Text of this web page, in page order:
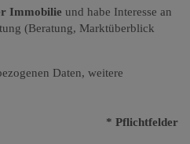
Immobilie und habe Interesse an
(Beratung, Marktüberblick
Daten, weitere
* Pflichtfelder